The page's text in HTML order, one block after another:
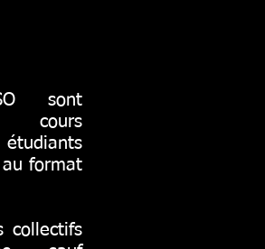
sont
étudiants
au format
collectifs